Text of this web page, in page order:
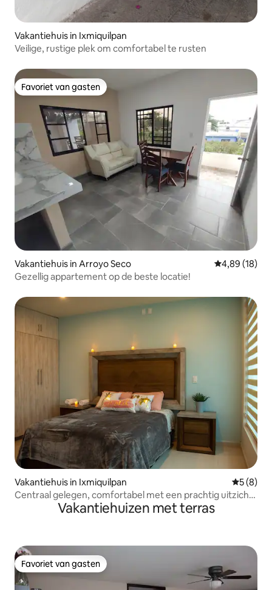
Vakantiehuis in Ixmiquilpan
Veilige, rustige plek om comfortabel te rusten
Favoriet van gasten
Favoriet van gasten
Vakantiehuis in Arroyo Seco Gemiddelde
4,89 (18)
Gezellig appartement op de beste locatie!
Vakantiehuis in Ixmiquilpan
5 (8)
Centraal gelegen, comfortabel met een prachtig uitzicht
over de stadVakantiehuizen met terras
Favoriet van gasten
Favoriet van gasten